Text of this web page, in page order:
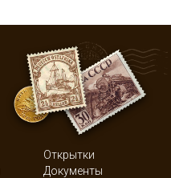
Открытки
Документы